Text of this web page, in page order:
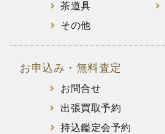
茶道具
その他
お申込み・無料査定
お問合せ
出張買取予約
持込鑑定会予約